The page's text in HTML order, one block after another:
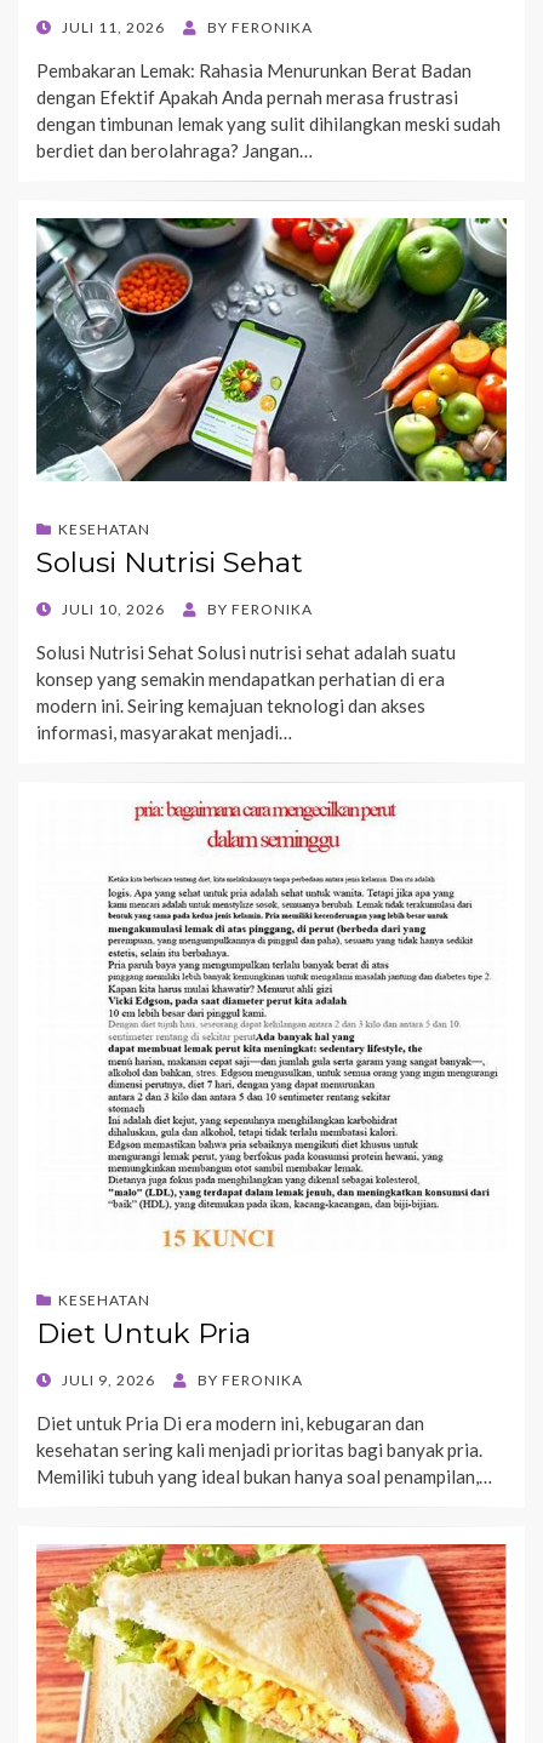
POSTEDJULI 11, 2026 BY FERONIKA
Pembakaran Lemak: Rahasia Menurunkan Berat Badan
dengan Efektif Apakah Anda pernah merasa frustrasi
dengan timbunan lemak yang sulit dihilangkan meski sudah
berdiet dan berolahraga? Jangan…
KESEHATAN
Solusi Nutrisi Sehat
POSTEDJULI 10, 2026 BY FERONIKA
Solusi Nutrisi Sehat Solusi nutrisi sehat adalah suatu
konsep yang semakin mendapatkan perhatian di era
modern ini. Seiring kemajuan teknologi dan akses
informasi, masyarakat menjadi…
KESEHATAN
Diet Untuk Pria
POSTEDJULI 9, 2026 BY FERONIKA
Diet untuk Pria Di era modern ini, kebugaran dan
kesehatan sering kali menjadi prioritas bagi banyak pria.
Memiliki tubuh yang ideal bukan hanya soal penampilan,…